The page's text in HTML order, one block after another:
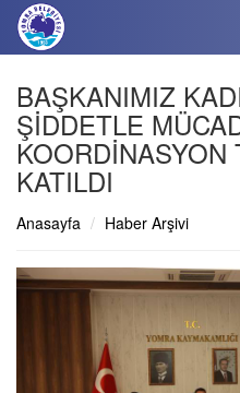
BAŞKANIMIZ
ŞİDDETLE
KATILDI
Anasayfa Haber Arşivi